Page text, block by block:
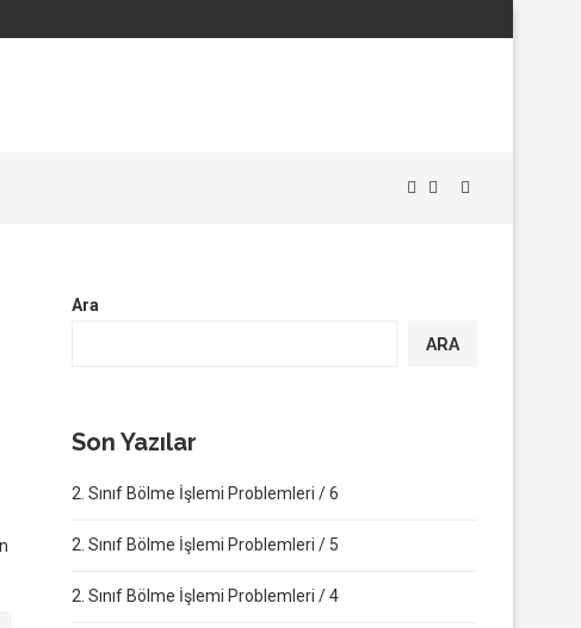
Ara
ARA
Son Yazılar
2. Sınıf Bölme İşlemi Problemleri / 6
2. Sınıf Bölme İşlemi Problemleri / 5
2. Sınıf Bölme İşlemi Problemleri / 4